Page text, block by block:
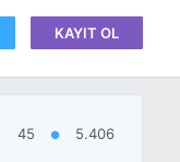
KAYIT OL
45 ● 5.406